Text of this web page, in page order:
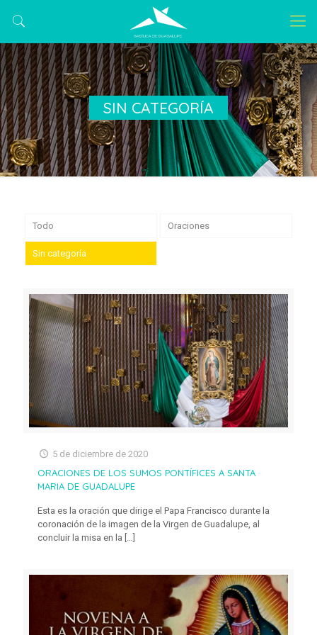
SIN CATEGORÍA
Todo Oraciones
Sin categoría
5 de diciembre de 2020
ORACIONES DE LOS SUMOS PONTÍFICES A SANTA
MARIA DE GUADALUPE
Esta es la oración que dirige el Papa Francisco durante la
coronación de la imagen de la Virgen de Guadalupe, al
concluir la misa en la […]